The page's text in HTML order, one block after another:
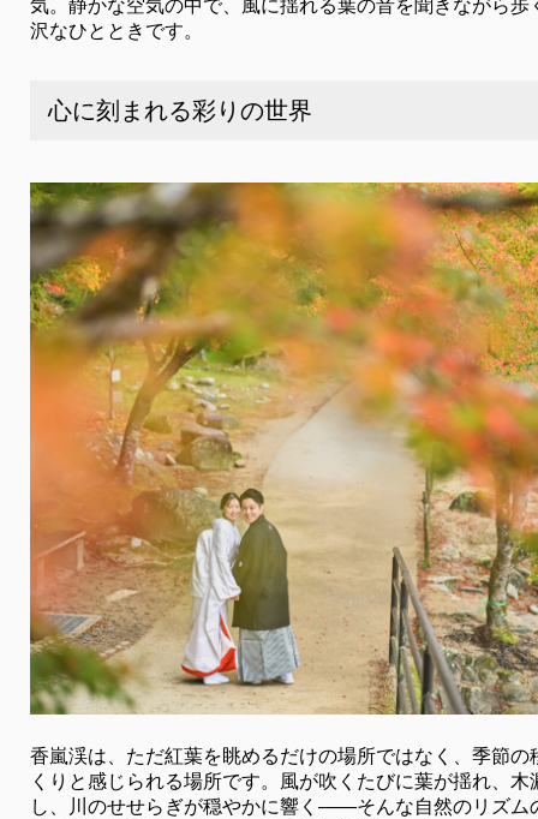
気。静かな空気の中で、風に揺れる葉の音を聞きながら歩
沢なひとときです。
心に刻まれる彩りの世界
香嵐渓は、ただ紅葉を眺めるだけの場所ではなく、季節の
くりと感じられる場所です。風が吹くたびに葉が揺れ、
し、川のせせらぎが穏やかに響く――そんな自然のリズム